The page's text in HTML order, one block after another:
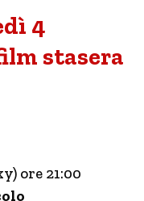
4
stasera
ore 21:00